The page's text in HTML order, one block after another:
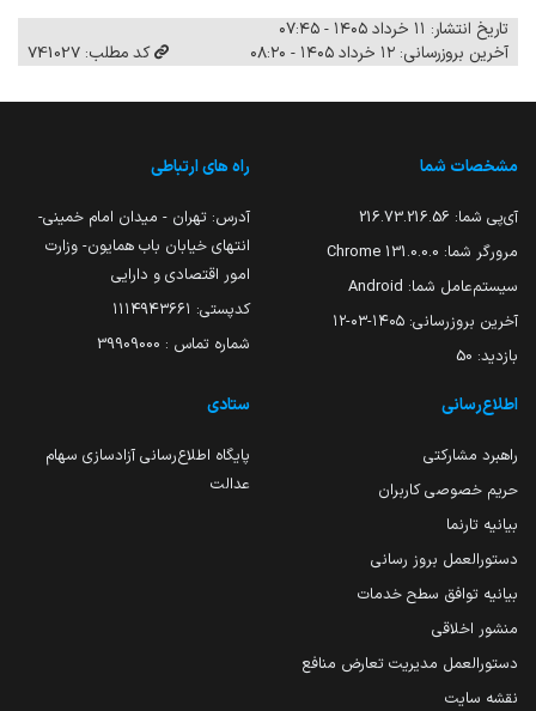
تاریخ انتشار: ۱۱ خرداد ۱۴۰۵ - ۰۷:۴۵
آخرین بروزرسانی: ۱۲ خرداد ۱۴۰۵ - ۰۸:۲۰
کد مطلب: 741027
مشخصات شما
آی‌پی شما: 216.73.216.56
مرورگر شما: 131.0.0.0 Chrome
سیستم‌عامل شما: Android
آخرین بروزرسانی: ۱۴۰۵-۰۳-۱۲
بازدید: 50
راه های ارتباطی
آدرس: تهران - میدان امام خمینی-
انتهای خیابان باب همایون- وزارت
امور اقتصادی و دارایی
کدپستی: ۱۱۱۴۹۴۳۶۶۱
شماره تماس : 39909000
اطلاع‌رسانی
راهبرد مشارکتی
حریم خصوصی کاربران
بیانیه تارنما
دستورالعمل بروز رسانی
بیانیه توافق سطح خدمات
منشور اخلاقی
دستورالعمل مدیریت تعارض منافع
نقشه سایت
ستادی
پایگاه اطلاع‌رسانی آزادسازی سهام
عدالت